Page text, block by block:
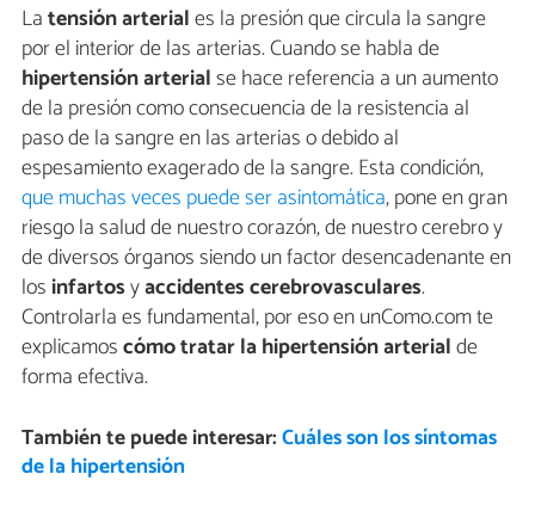
Latensiónarteriales la presión que circula la sangre
por el interior de las arterias. Cuando se habla de
hipertensión arterialse hace referencia a un aumento
de la presión como consecuencia de la resistencia al
paso de la sangre en las arterias o debido al
espesamiento exagerado de la sangre. Esta condición,
que muchas veces puede ser asintomática, pone en gran
riesgo la salud de nuestro corazón, de nuestro cerebro y
de diversos órganos siendo un factor desencadenante en
los infartosyaccidentes cerebrovasculares.
Controlarla es fundamental, por eso en unComo.com te
explicamoscómo tratar la hipertensión arterialde
forma efectiva.
También te puede interesar:Cuáles son los síntomas
de la hipertensión